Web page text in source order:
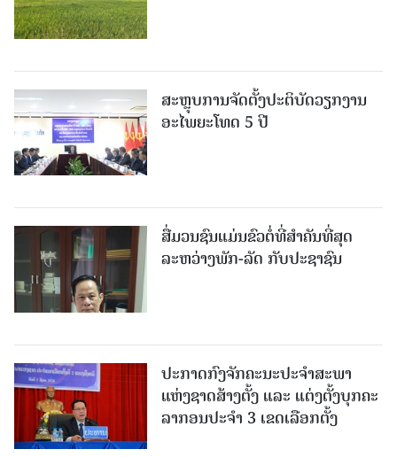
ສະຫຼຸບການຈັດຕັ້ງປະຕິບັດວຽກງານ
ອະໄພຍະໂທດ 5 ປີ
ສື່ມວນຊົນແມ່ນຂົວຕໍ່ທີ່ສໍາຄັນທີ່ສຸດ
ລະຫວ່າງພັກ-ລັດ ກັບປະຊາຊົນ
ປະກາດກົງຈັກຄະນະປະຈໍາສະພາ
ແຫ່ງຊາດສ້າງຕັ້ງ ແລະ ແຕ່ງຕັ້ງບຸກຄະ
ລາກອນປະຈໍາ 3 ເຂດເລືອກຕັ້ງ